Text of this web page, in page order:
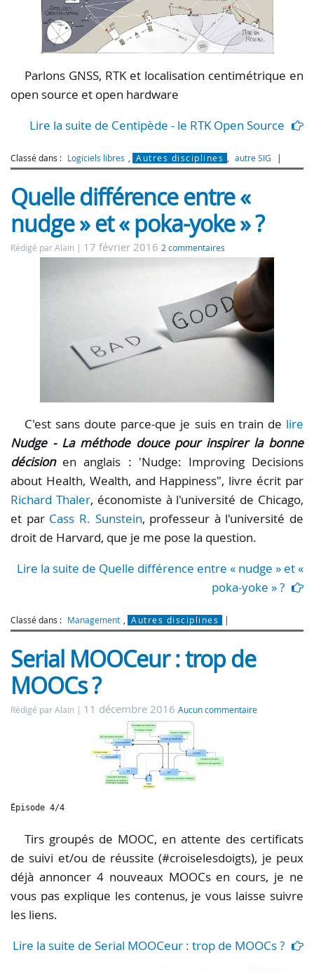
Parlons GNSS, RTK et localisation centimétrique en
open source et open hardware
Lire la suite de Centipède - le RTK Open Source
Classé dans : Logiciels libres , Autres disciplines , autre SIG
Quelle différence entre «
nudge » et « poka-yoke » ?
Rédigé par Alain 17 février 2016 2 commentaires
C'est sans doute parce-que je suis en train de lire
Nudge - La méthode douce pour inspirer la bonne
décisionen anglais : 'Nudge: Improving Decisions
about Health, Wealth, and Happiness", livre écrit par
Richard Thaler, économiste à l'université de Chicago,
et par Cass R. Sunstein, professeur à l'université de
droit de Harvard, que je me pose la question.
Lire la suite de Quelle différence entre « nudge » et «
poka-yoke » ?
Classé dans : Management , Autres disciplines
Serial MOOCeur : trop de
MOOCs ?
Rédigé par Alain 11 décembre 2016 Aucun commentaire
Épisode 4/4
Tirs groupés de MOOC, en attente des certificats
de suivi et/ou de réussite (#croiselesdoigts), je peux
déjà annoncer 4 nouveaux MOOCs en cours, je ne
vous pas explique les contenus, je vous laisse suivre
les liens.
Lire la suite de Serial MOOCeur : trop de MOOCs ?